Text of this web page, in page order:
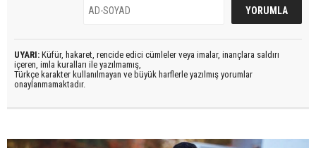
UYARI: Küfür, hakaret, rencide edici cümleler veya imalar, inançlara saldırı
içeren, imla kuralları ile yazılmamış,
Türkçe karakter kullanılmayan ve büyük harflerle yazılmış yorumlar
onaylanmamaktadır.